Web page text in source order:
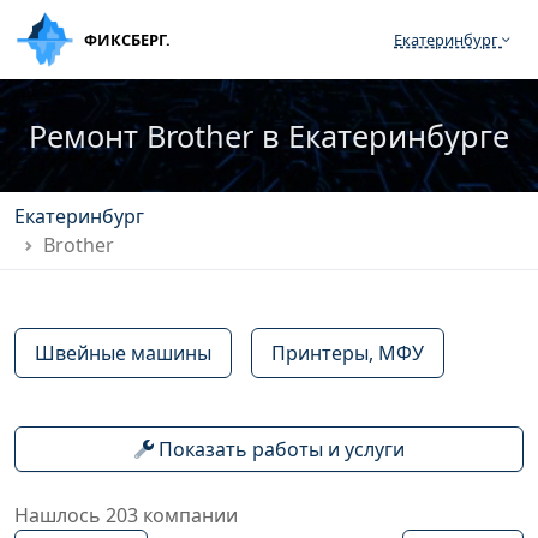
ФИКСБЕРГ. Екатеринбург
Ремонт Brother в Екатеринбурге
Екатеринбург
Brother
Швейные машины Принтеры, МФУ
Показать работы и услуги
Нашлось 203 компании